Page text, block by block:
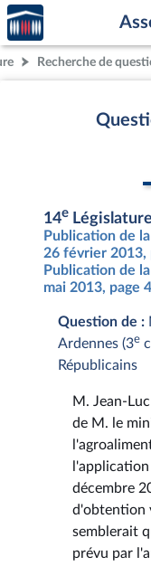
Aller au contenu
Aller en bas de la
Accèder
à la
page
d'accueilRecherche de
14e Législature
Publication de
26 février 2013,
Publication de
mai 2013, page
Question de :
Ardennes (3e
Républicains
M. Jean-
de M. le
décembre
d'obtention
semblerait
prévu par